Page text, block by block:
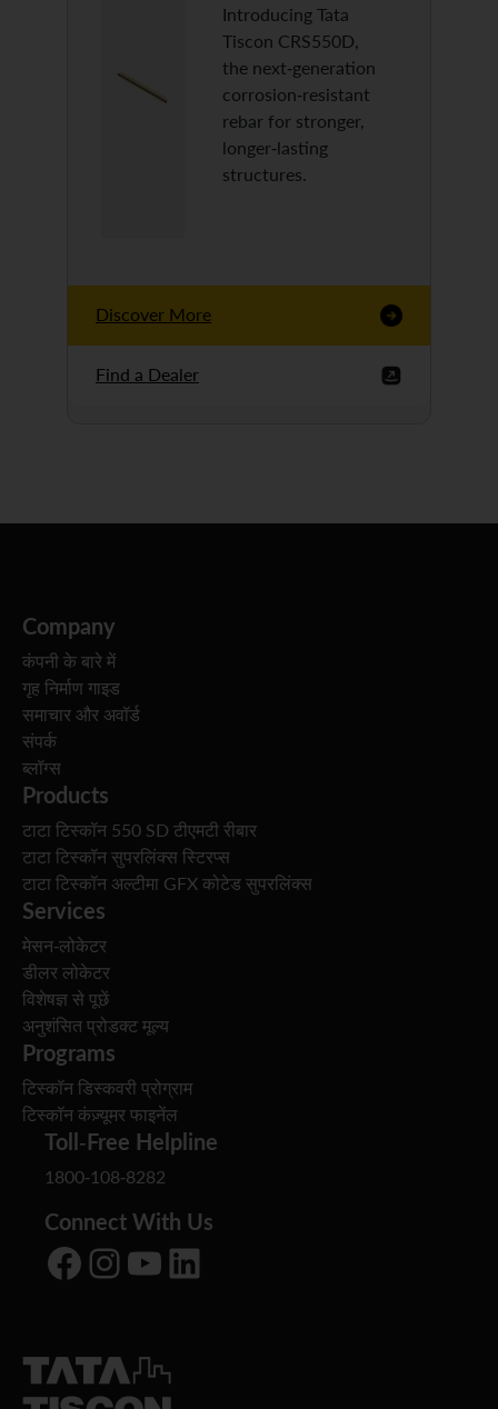
Introducing Tata
Tiscon CRS550D,
the next-generation
corrosion-resistant
rebar for stronger,
longer-lasting
structures.
Discover More
Find a Dealer
Company
कंपनी के बारे में
गृह निर्माण गाइड
समाचार और अवॉर्ड
संपर्क
ब्लॉग्स
Products
टाटा टिस्कॉन 550 SD टीएमटी रीबार
टाटा टिस्कॉन सुपरलिंक्स स्टिरप्स
टाटा टिस्कॉन अल्टीमा GFX कोटेड सुपरलिंक्स
Services
मेसन-लोकेटर
डीलर लोकेटर
विशेषज्ञ से पूछें
अनुशंसित प्रोडक्ट मूल्य
Programs
टिस्कॉन डिस्कवरी प्रोग्राम
टिस्कॉन कंज़्यूमर फाइनेंल
Toll-Free Helpline
1800-108-8282
Connect With Us
Facebook Instagram YouTube LinkedIn